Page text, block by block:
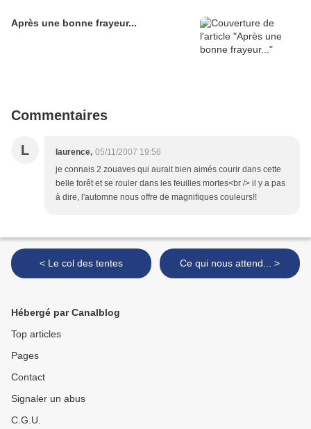
Après une bonne frayeur...
Commentaires
L laurence, 05/11/2007 19:56
je connais 2 zouaves qui aurait bien aimés courir dans cette
belle forêt et se rouler dans les feuilles mortes<br /> il y a pas
à dire, l'automne nous offre de magnifiques couleurs!!
< Le col des tentes Ce qui nous attend... >
Hébergé par Canalblog
Top articles
Pages
Contact
Signaler un abus
C.G.U.